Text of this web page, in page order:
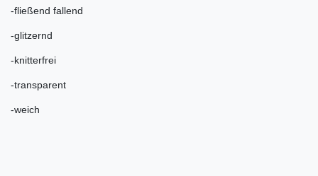
-fließend fallend
-glitzernd
-knitterfrei
-transparent
-weich